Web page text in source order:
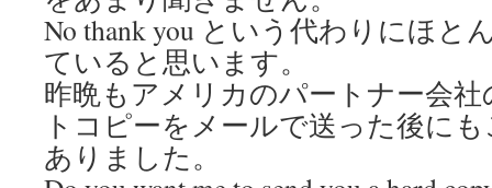
No thank you という代わりにほと
ていると思います。
昨晩もアメリカのパートナー会
トコピーをメールで送った後に
ありました。